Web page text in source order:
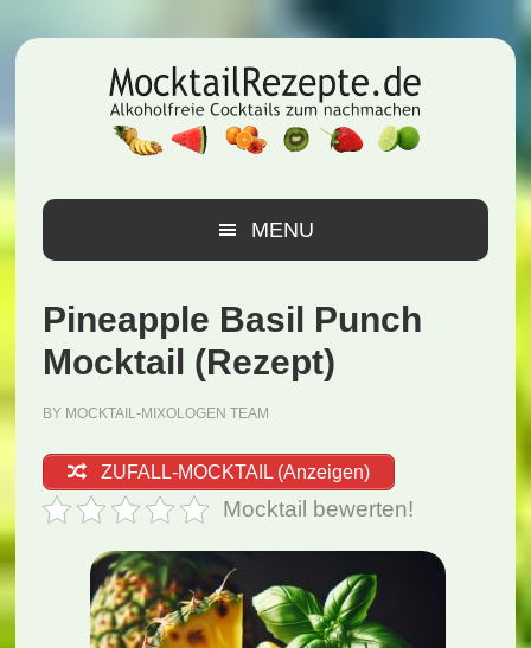
Hauptnavigation
Inhalt
Seitenspalte
MENU
Pineapple Basil Punch
Mocktail (Rezept)
BY MOCKTAIL-MIXOLOGEN TEAM
ZUFALL-MOCKTAIL (Anzeigen)
Mocktail bewerten!